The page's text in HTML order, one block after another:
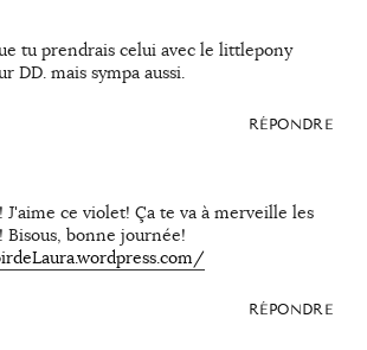
tu prendrais celui avec le littlepony
DD. mais sympa aussi.
RÉPONDRE
ce violet! Ça te va à merveille les
Bisous, bonne journée!
RÉPONDRE